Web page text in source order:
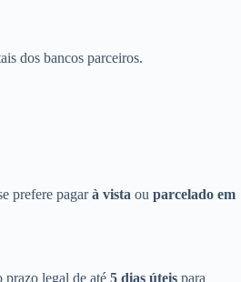
dos bancos parceiros.
prefere pagarà vista ou parcelado em
legal de até 5 dias úteis para